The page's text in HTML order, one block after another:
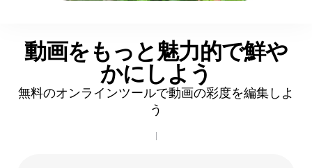
動画をもっと魅力的で鮮や
かにしよう
無料のオンラインツールで動画の彩度を編集しよ
う